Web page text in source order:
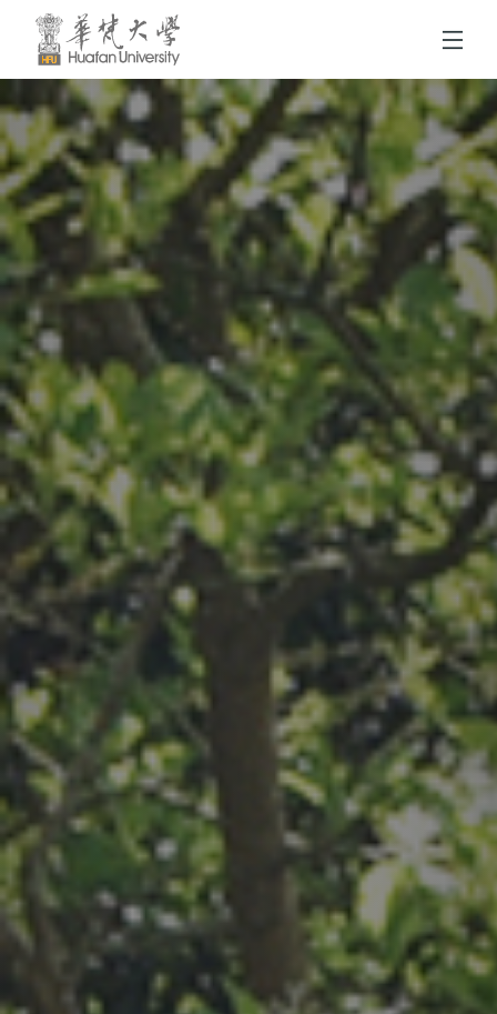
跳到頁面主要內容區